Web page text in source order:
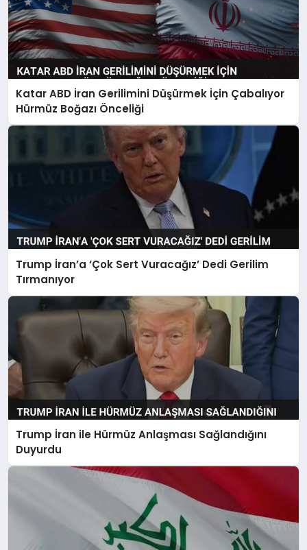
Katar ABD İran Gerilimini Düşürmek İçin Çabalıyor
Hürmüz Boğazı Önceliği
Trump İran’a ‘Çok Sert Vuracağız’ Dedi Gerilim
Tırmanıyor
Trump İran ile Hürmüz Anlaşması Sağlandığını
Duyurdu